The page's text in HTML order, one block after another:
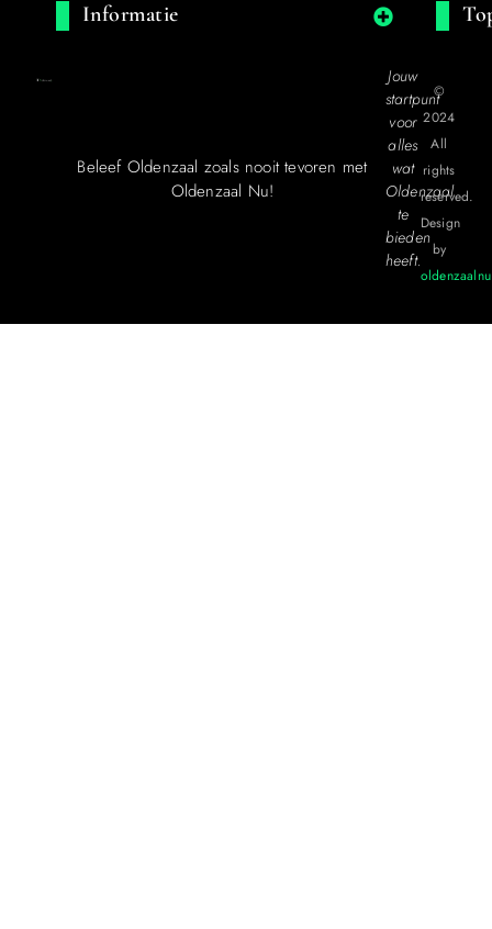
Informatie
Beleef Oldenzaal zoals nooit tevoren met
Oldenzaal Nu!
Jouw
startpunt
voor
alles
wat
Oldenzaal
te
bieden
heeft.
©
2024
All
rights
reserved.
Design
by